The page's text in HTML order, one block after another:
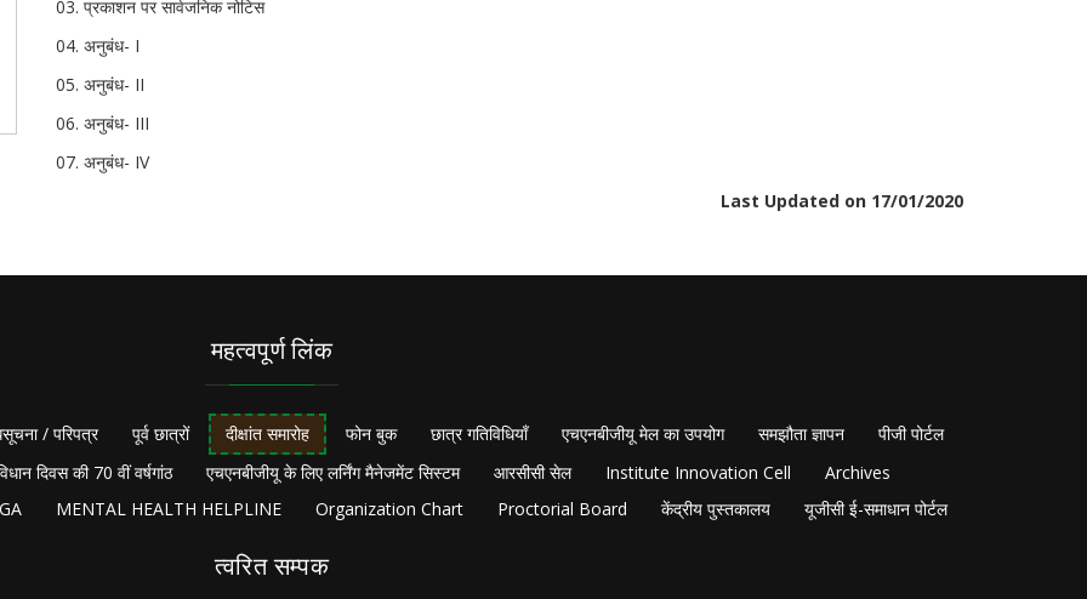
प्रकाशन पर सार्वजनिक नोटिस
अनुबंध- I
अनुबंध- II
अनुबंध- III
अनुबंध- IV
Last Updated on 17/01/2020
महत्वपूर्ण लिंक
/ परिपत्र पूर्व छात्रों दीक्षांत समारोह फोन बुक छात्र गतिविधियाँ एचएनबीजीयू मेल का उपयोग समझौता ज्ञापन
पीजी पोर्टल
दिवस की 70 वीं वर्षगांठ एचएनबीजीयू के लिए लर्निंग मैनेजमेंट सिस्टम आरसीसी सेल Institute Innovation Cell
Archives
MENTAL HEALTH HELPLINE Organization Chart Proctorial Board केंद्रीय पुस्तकालय यूजीसी ई-समाधान पोर्टल
त्वरित सम्पक